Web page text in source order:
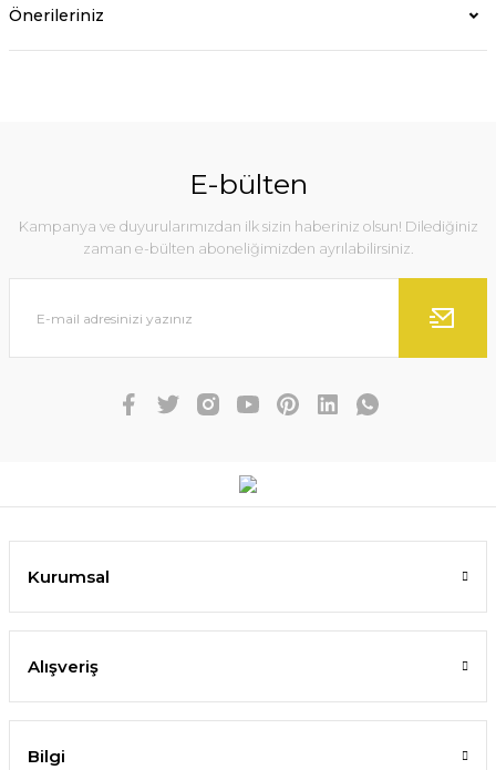
Önerileriniz
E-bülten
Kampanya ve duyurularımızdan ilk sizin haberiniz olsun! Dilediğiniz
zaman e-bülten aboneliğimizden ayrılabilirsiniz.
Kurumsal
Alışveriş
Bilgi